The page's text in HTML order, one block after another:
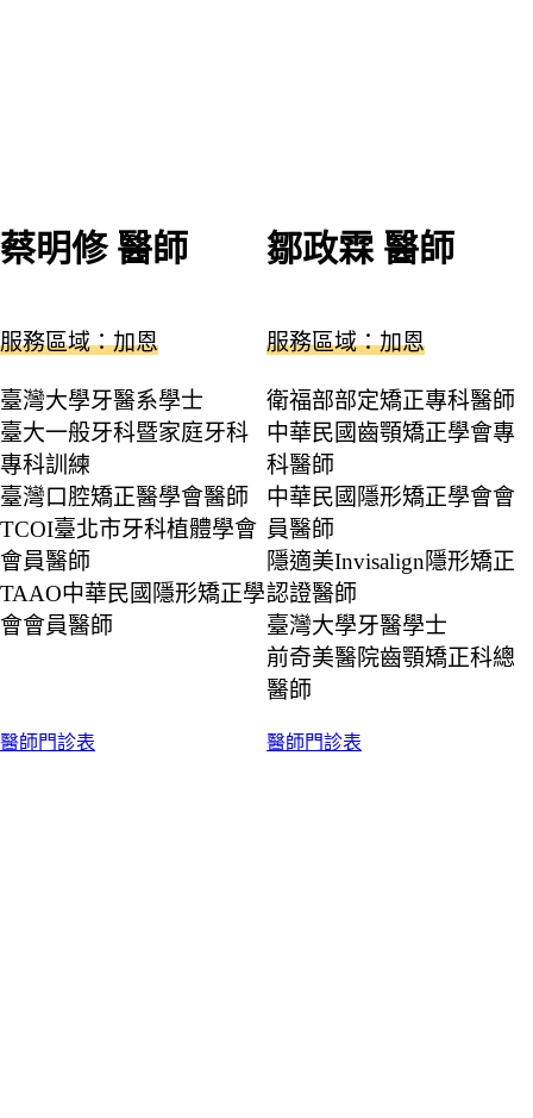
蔡明修 醫師 鄒政霖 醫師
服務區域：加恩
臺灣大學牙醫系學士
臺大一般牙科暨家庭牙科
專科訓練
臺灣口腔矯正醫學會醫師
TCOI臺北市牙科植體學會
會員醫師
TAAO中華民國隱形矯正學
會會員醫師
服務區域：加恩
衛福部部定矯正專科醫師
中華民國齒顎矯正學會專
科醫師
中華民國隱形矯正學會會
員醫師
隱適美Invisalign隱形矯正
認證醫師
臺灣大學牙醫學士
前奇美醫院齒顎矯正科總
醫師
醫師門診表 醫師門診表